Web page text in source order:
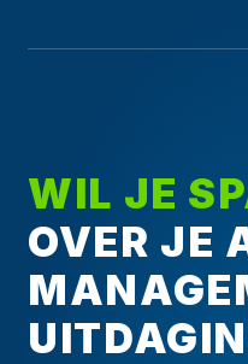
WIL JE
OVER JE